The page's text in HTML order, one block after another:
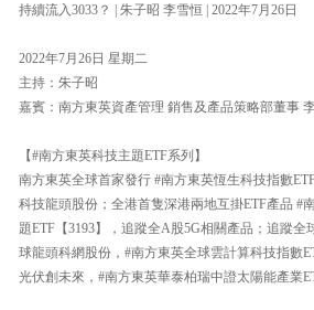
持續流入3033？ | 朱子昭 李雪恒 | 2022年7月26日
2022年7月26日 星期二
主持：朱子昭
嘉賓：南方東英資產管理 銷售及產品策略部董事
【#南方東英科技主題ETF系列】
南方東英全球首家發行 #南方東英恆生科技指數
科技龍頭股份；全港首隻深港兩地互掛ETF產品 #
題ETF【3193】，追蹤全A股5G相關產品；追蹤全
球龍頭科網股份，#南方東英全球雲計算科技指數
光伏創未來，#南方東英華泰柏瑞中證太陽能產業